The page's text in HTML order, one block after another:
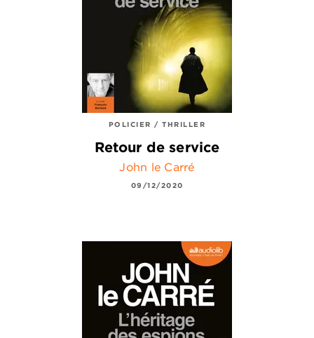
POLICIER / THRILLER
Retour de service
John le Carré
09/12/2020